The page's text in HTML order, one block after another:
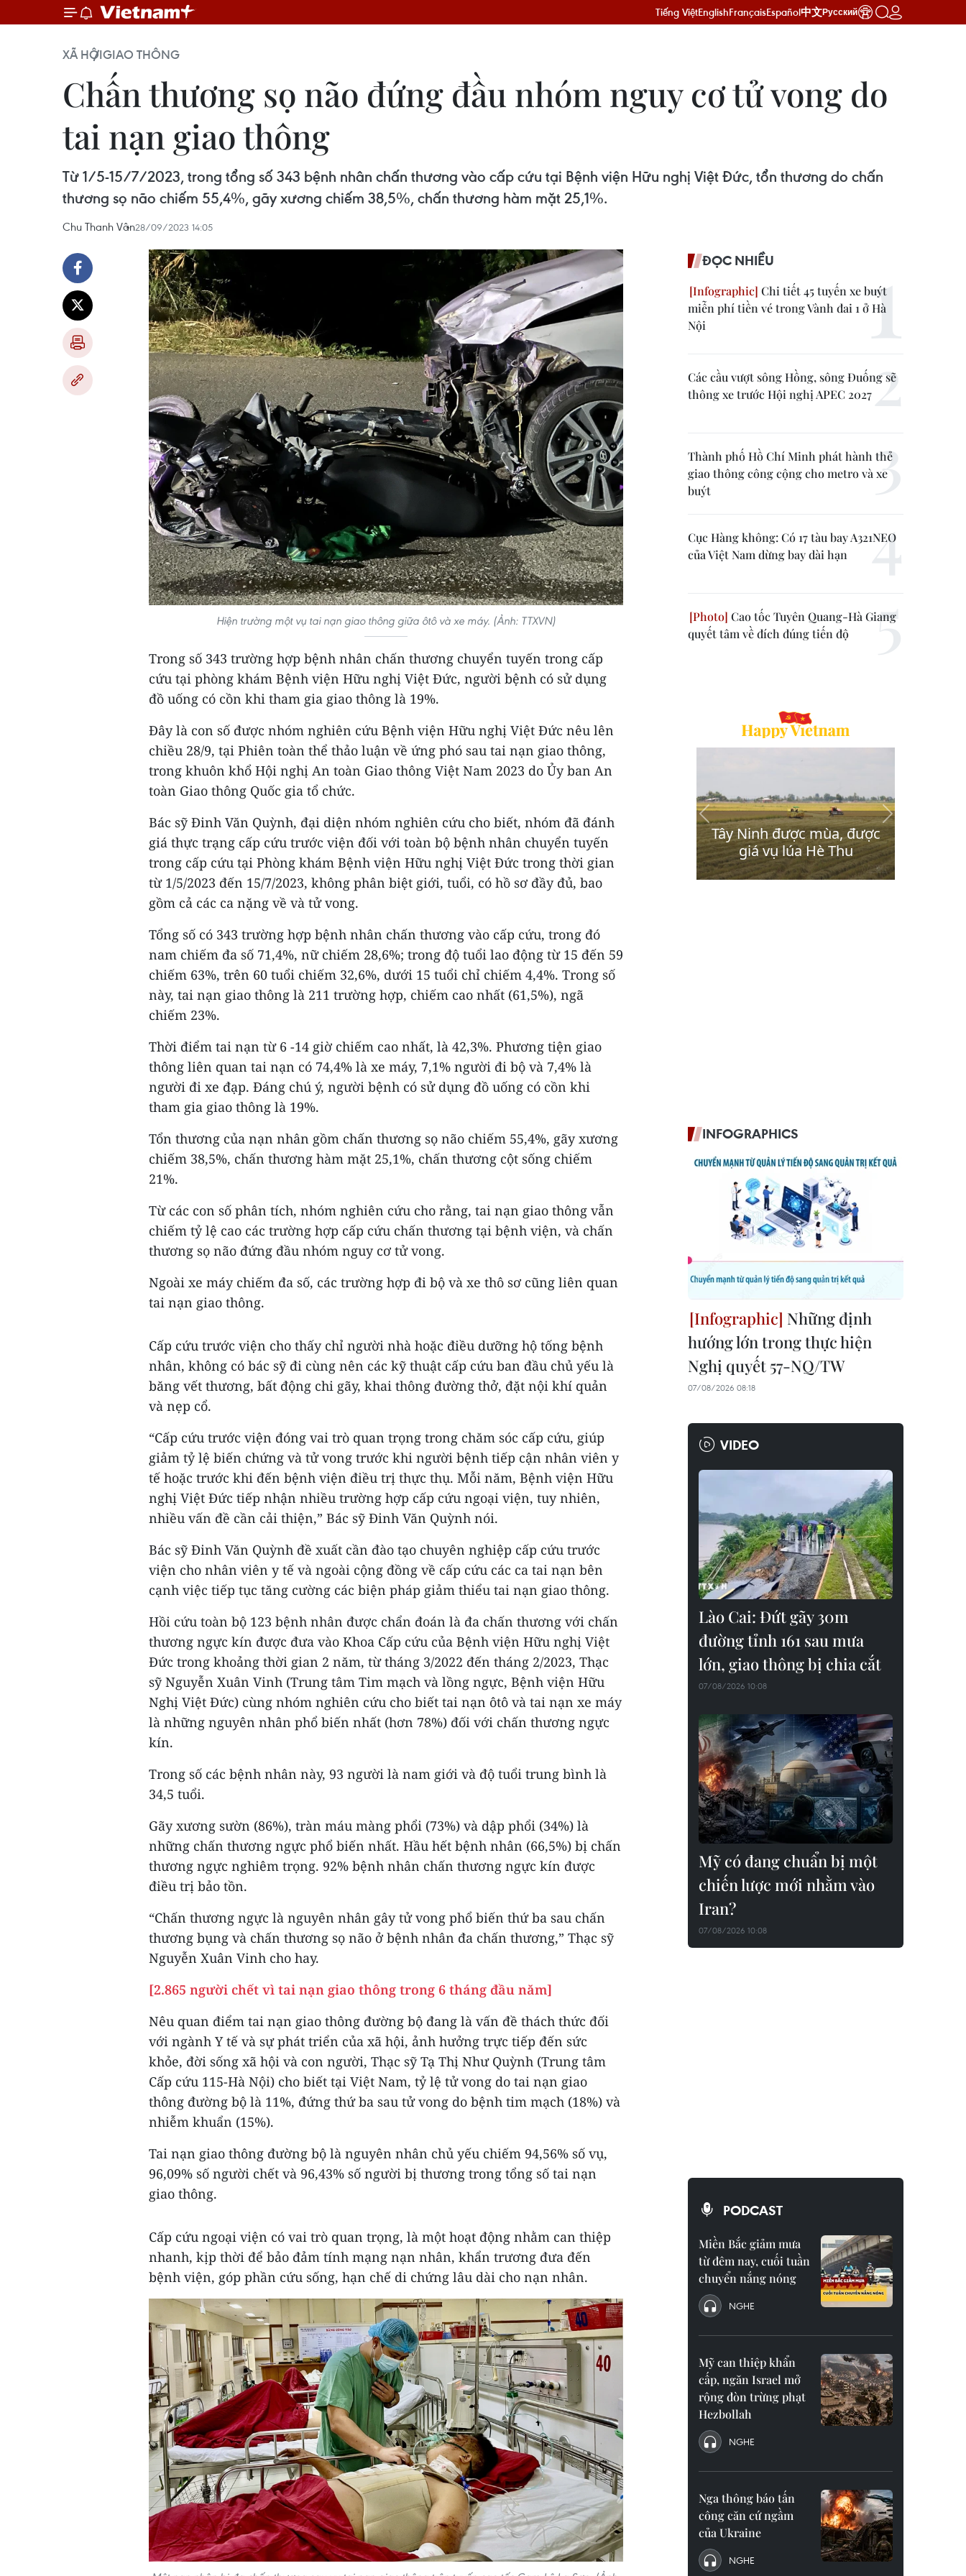
Tiếng ViệtEnglishFrançaisEspañol中文Русский
XÃ HỘIGIAO THÔNG
Chấn thương sọ não đứng đầu nhóm nguy cơ tử vong do
tai nạn giao thông
Từ 1/5-15/7/2023, trong tổng số 343 bệnh nhân chấn thương vào cấp cứu tại Bệnh viện Hữu nghị Việt Đức, tổn thương do chấn
thương sọ não chiếm 55,4%, gãy xương chiếm 38,5%, chấn thương hàm mặt 25,1%.
Chu Thanh Vân28/09/2023 14:05
Hiện trường một vụ tai nạn giao thông giữa ôtô và xe máy. (Ảnh: TTXVN)
Trong số 343 trường hợp bệnh nhân chấn thương chuyển tuyến trong cấp
cứu tại phòng khám Bệnh viện Hữu nghị Việt Đức, người bệnh có sử dụng
đồ uống có cồn khi tham gia giao thông là 19%.
Đây là con số được nhóm nghiên cứu Bệnh viện Hữu nghị Việt Đức nêu lên
chiều 28/9, tại Phiên toàn thể thảo luận về ứng phó sau tai nạn giao thông,
trong khuôn khổ Hội nghị An toàn Giao thông Việt Nam 2023 do Ủy ban An
toàn Giao thông Quốc gia tổ chức.
Bác sỹ Đinh Văn Quỳnh, đại diện nhóm nghiên cứu cho biết, nhóm đã đánh
giá thực trạng cấp cứu trước viện đối với toàn bộ bệnh nhân chuyển tuyến
trong cấp cứu tại Phòng khám Bệnh viện Hữu nghị Việt Đức trong thời gian
từ 1/5/2023 đến 15/7/2023, không phân biệt giới, tuổi, có hồ sơ đầy đủ, bao
gồm cả các ca nặng về và tử vong.
Tổng số có 343 trường hợp bệnh nhân chấn thương vào cấp cứu, trong đó
nam chiếm đa số 71,4%, nữ chiếm 28,6%; trong độ tuổi lao động từ 15 đến 59
chiếm 63%, trên 60 tuổi chiếm 32,6%, dưới 15 tuổi chỉ chiếm 4,4%. Trong số
này, tai nạn giao thông là 211 trường hợp, chiếm cao nhất (61,5%), ngã
chiếm 23%.
Thời điểm tai nạn từ 6 -14 giờ chiếm cao nhất, là 42,3%. Phương tiện giao
thông liên quan tai nạn có 74,4% là xe máy, 7,1% người đi bộ và 7,4% là
người đi xe đạp. Đáng chú ý, người bệnh có sử dụng đồ uống có cồn khi
tham gia giao thông là 19%.
Tổn thương của nạn nhân gồm chấn thương sọ não chiếm 55,4%, gãy xương
chiếm 38,5%, chấn thương hàm mặt 25,1%, chấn thương cột sống chiếm
21%.
Từ các con số phân tích, nhóm nghiên cứu cho rằng, tai nạn giao thông vẫn
chiếm tỷ lệ cao các trường hợp cấp cứu chấn thương tại bệnh viện, và chấn
thương sọ não đứng đầu nhóm nguy cơ tử vong.
Ngoài xe máy chiếm đa số, các trường hợp đi bộ và xe thô sơ cũng liên quan
tai nạn giao thông.
Cấp cứu trước viện cho thấy chỉ người nhà hoặc điều dưỡng hộ tống bệnh
nhân, không có bác sỹ đi cùng nên các kỹ thuật cấp cứu ban đầu chủ yếu là
băng vết thương, bất động chi gãy, khai thông đường thở, đặt nội khí quản
và nẹp cổ.
“Cấp cứu trước viện đóng vai trò quan trọng trong chăm sóc cấp cứu, giúp
giảm tỷ lệ biến chứng và tử vong trước khi người bệnh tiếp cận nhân viên y
tế hoặc trước khi đến bệnh viện điều trị thực thụ. Mỗi năm, Bệnh viện Hữu
nghị Việt Đức tiếp nhận nhiều trường hợp cấp cứu ngoại viện, tuy nhiên,
nhiều vấn đề cần cải thiện,” Bác sỹ Đinh Văn Quỳnh nói.
Bác sỹ Đinh Văn Quỳnh đề xuất cần đào tạo chuyên nghiệp cấp cứu trước
viện cho nhân viên y tế và ngoài cộng đồng về cấp cứu các ca tai nạn bên
cạnh việc tiếp tục tăng cường các biện pháp giảm thiểu tai nạn giao thông.
Hồi cứu toàn bộ 123 bệnh nhân được chẩn đoán là đa chấn thương với chấn
thương ngực kín được đưa vào Khoa Cấp cứu của Bệnh viện Hữu nghị Việt
Đức trong khoảng thời gian 2 năm, từ tháng 3/2022 đến tháng 2/2023, Thạc
sỹ Nguyễn Xuân Vinh (Trung tâm Tim mạch và lồng ngực, Bệnh viện Hữu
Nghị Việt Đức) cùng nhóm nghiên cứu cho biết tai nạn ôtô và tai nạn xe máy
là những nguyên nhân phổ biến nhất (hơn 78%) đối với chấn thương ngực
kín.
Trong số các bệnh nhân này, 93 người là nam giới và độ tuổi trung bình là
34,5 tuổi.
Gãy xương sườn (86%), tràn máu màng phổi (73%) và dập phổi (34%) là
những chấn thương ngực phổ biến nhất. Hầu hết bệnh nhân (66,5%) bị chấn
thương ngực nghiêm trọng. 92% bệnh nhân chấn thương ngực kín được
điều trị bảo tồn.
“Chấn thương ngực là nguyên nhân gây tử vong phổ biến thứ ba sau chấn
thương bụng và chấn thương sọ não ở bệnh nhân đa chấn thương,” Thạc sỹ
Nguyễn Xuân Vinh cho hay.
[2.865 người chết vì tai nạn giao thông trong 6 tháng đầu năm]
Nêu quan điểm tai nạn giao thông đường bộ đang là vấn đề thách thức đối
với ngành Y tế và sự phát triển của xã hội, ảnh hưởng trực tiếp đến sức
khỏe, đời sống xã hội và con người, Thạc sỹ Tạ Thị Như Quỳnh (Trung tâm
Cấp cứu 115-Hà Nội) cho biết tại Việt Nam, tỷ lệ tử vong do tai nạn giao
thông đường bộ là 11%, đứng thứ ba sau tử vong do bệnh tim mạch (18%) và
nhiễm khuẩn (15%).
Tai nạn giao thông đường bộ là nguyên nhân chủ yếu chiếm 94,56% số vụ,
96,09% số người chết và 96,43% số người bị thương trong tổng số tai nạn
giao thông.
Cấp cứu ngoại viện có vai trò quan trọng, là một hoạt động nhằm can thiệp
nhanh, kịp thời để bảo đảm tính mạng nạn nhân, khẩn trương đưa đến
bệnh viện, góp phần cứu sống, hạn chế di chứng lâu dài cho nạn nhân.
ĐỌC NHIỀU
Chi tiết 45 tuyến xe buýt
miễn phí tiền vé trong Vành đai 1 ở Hà
Nội
Các cầu vượt sông Hồng, sông Đuống sẽ
thông xe trước Hội nghị APEC 2027
Thành phố Hồ Chí Minh phát hành thẻ
giao thông công cộng cho metro và xe
buýt
Cục Hàng không: Có 17 tàu bay A321NEO
của Việt Nam dừng bay dài hạn
Cao tốc Tuyên Quang-Hà Giang
quyết tâm về đích đúng tiến độ
INFOGRAPHICS
Những định
hướng lớn trong thực hiện
Nghị quyết 57-NQ/TW
07/08/2026 08:18
VIDEO
Lào Cai: Đứt gãy 30m
đường tỉnh 161 sau mưa
lớn, giao thông bị chia cắt
07/08/2026 10:08
Mỹ có đang chuẩn bị một
chiến lược mới nhằm vào
Iran?
07/08/2026 10:08
PODCAST
Miền Bắc giảm mưa
từ đêm nay, cuối tuần
chuyển nắng nóng
NGHE
Mỹ can thiệp khẩn
cấp, ngăn Israel mở
rộng đòn trừng phạt
Hezbollah
NGHE
Nga thông báo tấn
công căn cứ ngầm
của Ukraine
NGHE